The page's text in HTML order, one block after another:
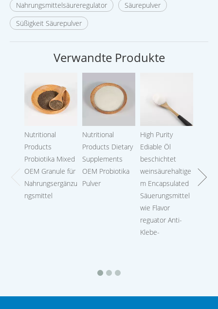
Nahrungsmittelsäureregulator
Säurepulver
Süßigkeit Säurepulver
Verwandte Produkte
Nutritional
Products
Probiotika Mixed
OEM Granule für
Nahrungsergänzu
ngsmittel
Nutritional
Products Dietary
Supplements
OEM Probiotika
Pulver
High Purity
Ediable Öl
beschichtet
weinsäurehaltige
m Encapsulated
Säuerungsmittel
wie Flavor
reguator Anti-
Klebe-